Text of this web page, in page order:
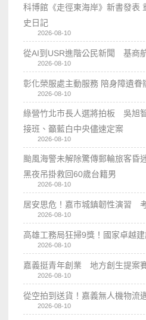
科博館《走徑東海岸》新書發表
史日記
2026-08-10
從AI到USR進階公民新聞 基商
2026-08-10
彰化榮服處主動服務 陪身障遺眷
2026-08-10
綠營竹北市長人選將拍板 吳旭
接班、籲藍白中央儘速定案
2026-08-10
颱風海警未解除驚傳郵輪旅客
黑夜吊掛救回60歲台籍男
2026-08-10
居安思危！嘉市城鎮韌性演習
2026-08-10
高雄工務局狂掃9獎！國家卓越
2026-08-10
嘉義挺青年創業 地方創生提案
2026-08-10
從空拍到送貨！嘉義無人機物流
2026-08-10